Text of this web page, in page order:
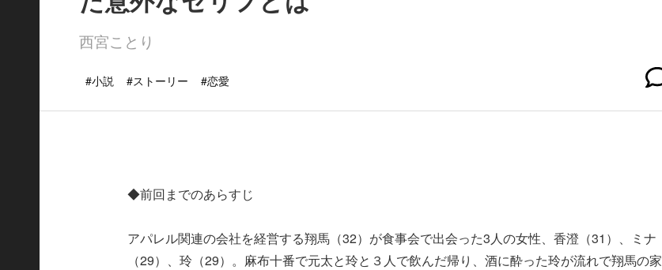
西宮ことり
#小説 #ストーリー #恋愛
◆前回までのあらすじ
アパレル関連の会社を経営する翔馬（32）が食事会で出会った3人の女性、香澄（31）、ミナ
（29）、玲（29）。麻布十番で元太と玲と３人で飲んだ帰り、酒に酔った玲が流れで翔馬の家